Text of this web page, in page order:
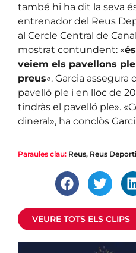
Esports
Malestar pels abusius
entrades de la
Les penyes d’animació del
torneig
VEURE TOTS ELS CLIPS
també hi ha dit la seva
entrenador del Reus
al Cercle Central de
mostrat contundent: «
veiem els pavellons
preus«. Garcia
pavelló ple i en lloc de
tindràs el pavelló ple».
dineral», ha conclòs
Paraules clau: Reus, Reus